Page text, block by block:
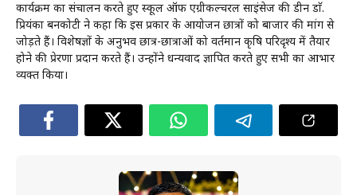
कार्यक्रम का संचालन करते हुए स्कूल ऑफ एग्रीकल्चरल साइंसेज की डीन डाॅ.
प्रियंका बनकोटी ने कहा कि इस प्रकार के आयोजन छात्रों को बाजार की मांग से
जोड़ते हैं। विशेषज्ञों के अनुभव छात्र-छात्राओं को वर्तमान कृषि परिदृश्य में तैयार
होने की प्रेरणा प्रदान करते हैं। उन्होंने धन्यवाद ज्ञापित करते हुए सभी का आभार
व्यक्त किया।